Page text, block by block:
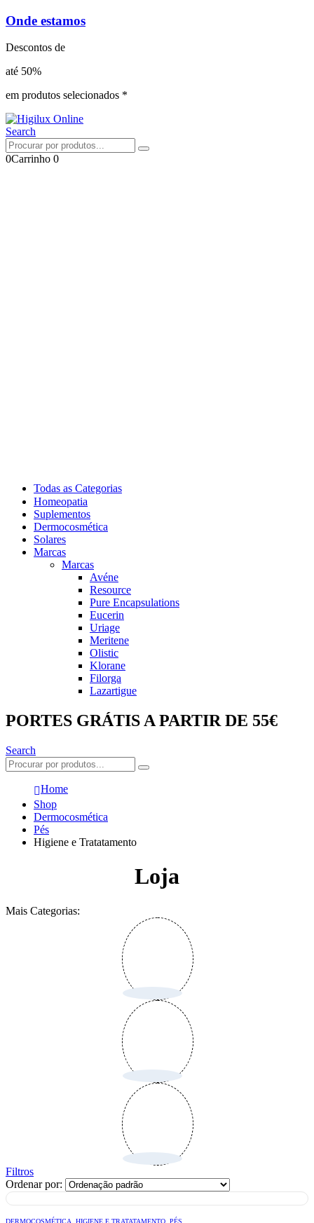
Onde estamos
Descontos de
até 50%
em produtos selecionados *
Search
0Carrinho 0
Todas as Categorias
Homeopatia
Suplementos
Dermocosmética
Solares
Marcas
Marcas
Avéne
Resource
Pure Encapsulations
Eucerin
Uriage
Meritene
Olistic
Klorane
Filorga
Lazartigue
PORTES GRÁTIS A PARTIR DE 55€
Search
Home
Shop
Dermocosmética
Pés
Higiene e Tratatamento
Loja
Mais Categorias:
Filtros
Ordenar por:
DERMOCOSMÉTICA HIGIENE E TRATATAMENTO PÉS